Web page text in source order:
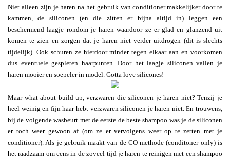
Niet alleen zijn je haren na het gebruik van conditioner makkelijker door te
kammen, de siliconen (en die zitten er bijna altijd in) leggen een
beschermend laagje rondom je haren waardoor ze er glad en glanzend uit
komen te zien en zorgen dat je haren niet verder uitdrogen (dit is slechts
tijdelijk). Ook schuren ze hierdoor minder tegen elkaar aan en voorkomen
dus eventuele gespleten haarpunten. Door het laagje siliconen vallen je
haren mooier en soepeler in model. Gotta love silicones!
Maar what about build-up, verzwaren die siliconen je haren niet? Tenzij je
heel weinig en fijn haar hebt verzwaren siliconen je haren niet. En trouwens,
bij de volgende wasbeurt met de eerste de beste shampoo was je de siliconen
er toch weer gewoon af (om ze er vervolgens weer op te zetten met je
conditioner). Als je gebruik maakt van de CO methode (conditoner only) is
het raadzaam om eens in de zoveel tijd je haren te reinigen met een shampoo